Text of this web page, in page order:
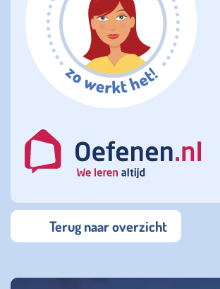
Terug naar overzicht